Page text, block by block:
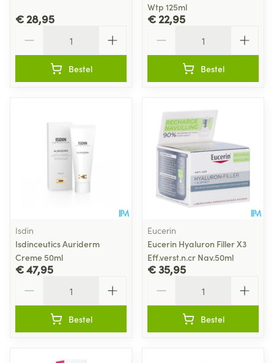
€ 28,95
Bestel
Wtp 125ml
€ 22,95
Bestel
Isdin
Isdinceutics Auriderm
Creme 50ml
€ 47,95
Bestel
Eucerin
Eucerin Hyaluron Filler X3
Eff.verst.n.cr Nav.50ml
€ 35,95
Bestel